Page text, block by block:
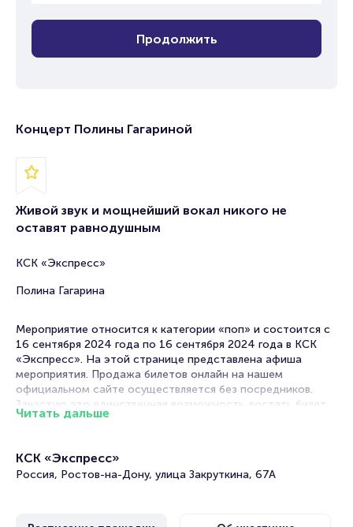
Продолжить
Концерт Полины Гагариной
Живой звук и мощнейший вокал никого не
оставят равнодушным
КСК «Экспресс»
Полина Гагарина
Мероприятие относится к категории «поп» и состоится с
16 сентября 2024 года по 16 сентября 2024 года в КСК
«Экспресс». На этой странице представлена афиша
мероприятия. Продажа билетов онлайн на нашем
официальном сайте осуществляется без посредников.
Зачастую это единственная возможность достать билет
на концерт.
проходят часто. Концертные залы на выступлениях
любимых артистов всегда заполнены, поскольку поп-
страна!
Читать дальше
КСК «Экспресс»
Россия, Ростов-на-Дону, улица Закруткина, 67А